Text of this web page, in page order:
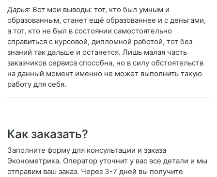
Дарья: Вот мои выводы: тот, кто был умным и
образованным, станет ещё образованнее и с деньгами,
а тот, кто не был в состоянии самостоятельно
справиться с курсовой, дипломной работой, тот без
знаний так дальше и останется. Лишь малая часть
заказчиков сервиса способна, но в силу обстоятельств
на данный момент именно не может выполнить такую
работу для себя.
Как заказать?
Заполните форму для консультации и заказа
Эконометрика. Оператор уточнит у вас все детали и мы
отправим ваш заказ. Через 3-7 дней вы получите